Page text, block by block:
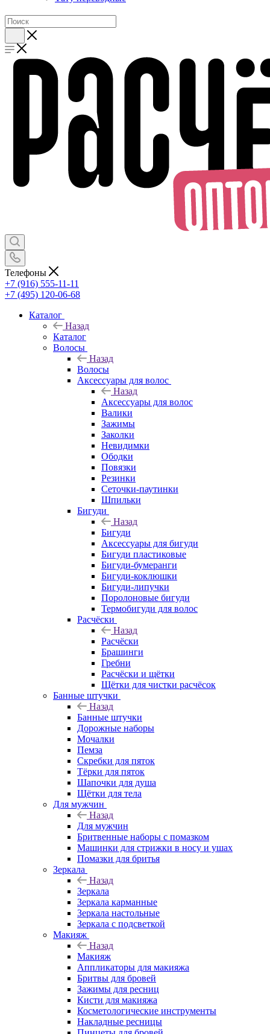
Телефоны
+7 (916) 555-11-11
+7 (495) 120-06-68
Каталог
Назад
Каталог
Волосы
Назад
Волосы
Аксессуары для волос
Назад
Аксессуары для волос
Валики
Зажимы
Заколки
Невидимки
Ободки
Повязки
Резинки
Сеточки-паутинки
Шпильки
Бигуди
Назад
Бигуди
Аксессуары для бигуди
Бигуди пластиковые
Бигуди-бумеранги
Бигуди-коклюшки
Бигуди-липучки
Поролоновые бигуди
Термобигуди для волос
Расчёски
Назад
Расчёски
Брашинги
Гребни
Расчёски и щётки
Щётки для чистки расчёсок
Банные штучки
Назад
Банные штучки
Дорожные наборы
Мочалки
Пемза
Скребки для пяток
Тёрки для пяток
Шапочки для душа
Щётки для тела
Для мужчин
Назад
Для мужчин
Бритвенные наборы с помазком
Машинки для стрижки в носу и ушах
Помазки для бритья
Зеркала
Назад
Зеркала
Зеркала карманные
Зеркала настольные
Зеркала с подсветкой
Макияж
Назад
Макияж
Аппликаторы для макияжа
Бритвы для бровей
Зажимы для ресниц
Кисти для макияжа
Косметологические инструменты
Накладные ресницы